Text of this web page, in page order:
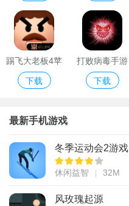
币钻石版
踢飞大老板4苹
果版
下载
打败病毒手游
版
下载
最新手机游戏
冬季运动会2游戏
休闲益智 32M
风玫瑰起源